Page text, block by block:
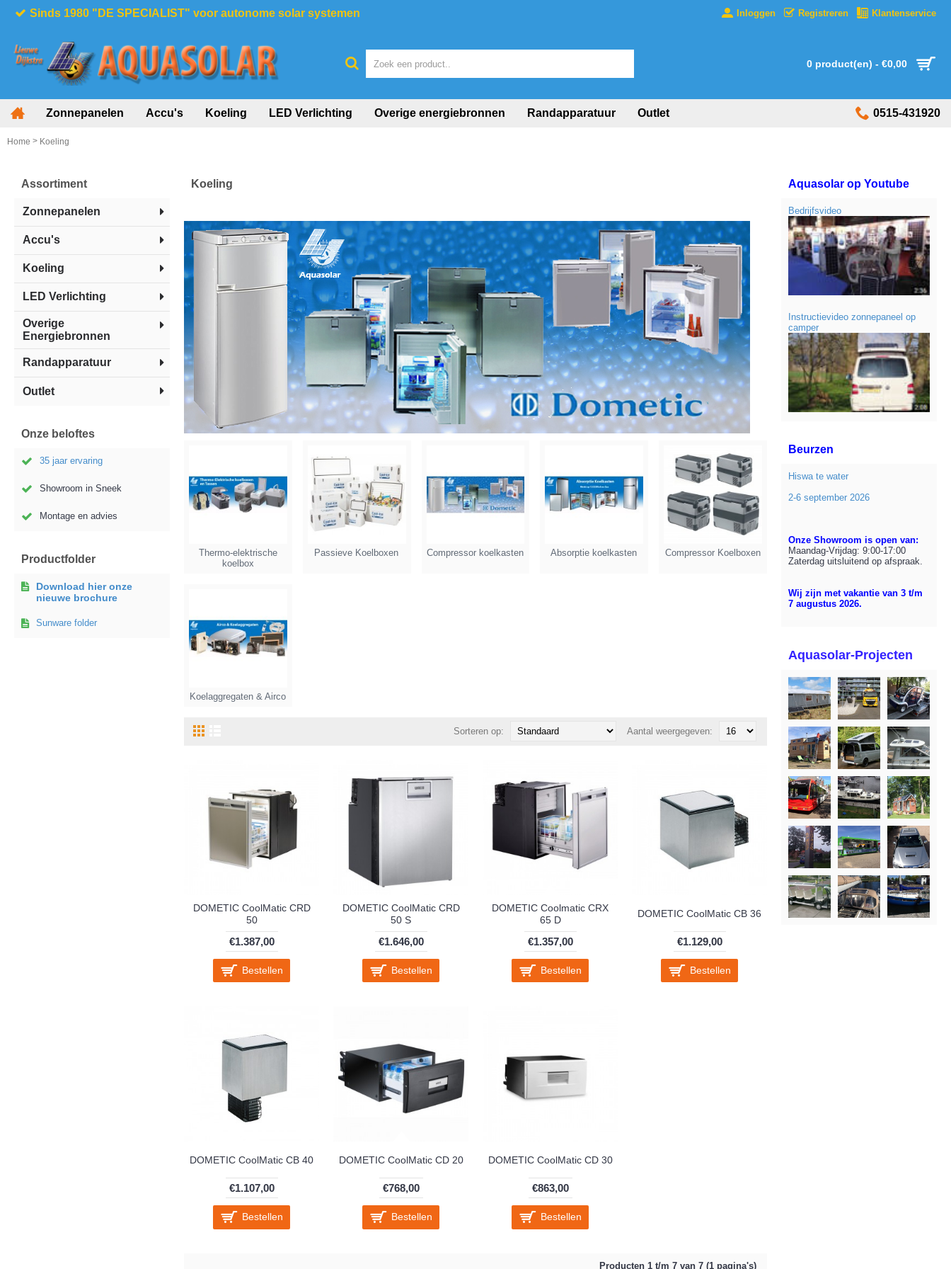
Sinds 1980 "DE SPECIALIST" voor autonome solar systemen Inloggen Registreren Klantenservice
0 product(en) - €0,00
Zonnepanelen Accu's Koeling LED Verlichting Overige energiebronnen Randapparatuur Outlet 0515-431920
Home > Koeling
Assortiment
Zonnepanelen
Accu's
Koeling
LED Verlichting
Overige
Energiebronnen
Randapparatuur
Outlet
Onze beloftes
35 jaar ervaring
Showroom in Sneek
Montage en advies
Productfolder
Download hier onze
nieuwe brochure
Sunware folder
Aquasolar op Youtube
Bedrijfsvideo
Instructievideo zonnepaneel op
camper
Beurzen
Hiswa te water
2-6 september 2026
Onze Showroom is open van:
Maandag-Vrijdag: 9:00-17:00
Zaterdag uitsluitend op afspraak.
Wij zijn met vakantie van 3 t/m
7 augustus 2026.
Aquasolar-Projecten
Koeling
Thermo-elektrische
koelbox
Passieve Koelboxen Compressor koelkasten Absorptie koelkasten Compressor Koelboxen
Koelaggregaten & Airco
Aantal weergegeven:
Sorteren op:
DOMETIC CoolMatic CRD
50
€1.387,00
Bestellen
DOMETIC CoolMatic CRD
50 S
€1.646,00
Bestellen
DOMETIC Coolmatic CRX
65 D
€1.357,00
Bestellen
DOMETIC CoolMatic CB 36
€1.129,00
Bestellen
DOMETIC CoolMatic CB 40
€1.107,00
Bestellen
DOMETIC CoolMatic CD 20
€768,00
Bestellen
DOMETIC CoolMatic CD 30
€863,00
Bestellen
Producten 1 t/m 7 van 7 (1 pagina's)